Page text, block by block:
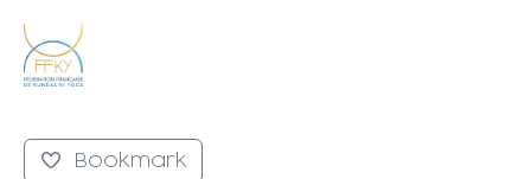
Bookmark